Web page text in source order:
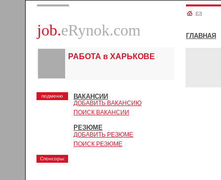
job.eRynok.com ГЛАВНАЯ
РАБОТА в ХАРЬКОВЕ
подменю ВАКАНСИИ
ДОБАВИТЬ ВАКАНСИЮ
ПОИСК ВАКАНСИИ
РЕЗЮМЕ
ДОБАВИТЬ РЕЗЮМЕ
ПОИСК РЕЗЮМЕ
Спонсоры: